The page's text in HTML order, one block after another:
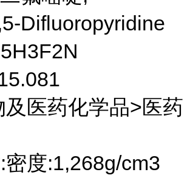
Difluoropyridine
及医药化学品>医药
度:1,268g/cm3